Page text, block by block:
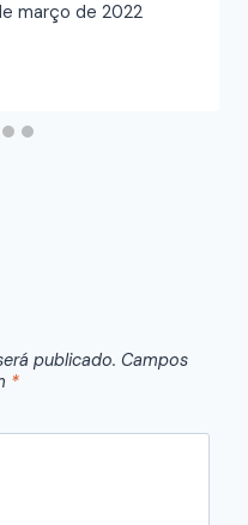
março de 2022
publicado. Campos
*